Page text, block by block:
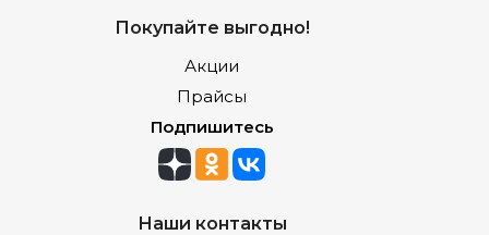
Покупайте выгодно!
Акции
Прайсы
Подпишитесь
Наши контакты